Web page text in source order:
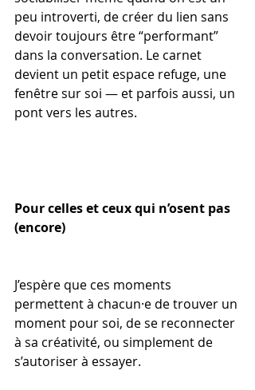
peu introverti, de créer du lien sans
devoir toujours être “performant”
dans la conversation. Le carnet
devient un petit espace refuge, une
fenêtre sur soi — et parfois aussi, un
pont vers les autres.
Pour celles et ceux qui n’osent pas
(encore)
J’espère que ces moments
permettent à chacun·e de trouver un
moment pour soi, de se reconnecter
à sa créativité, ou simplement de
s’autoriser à essayer.